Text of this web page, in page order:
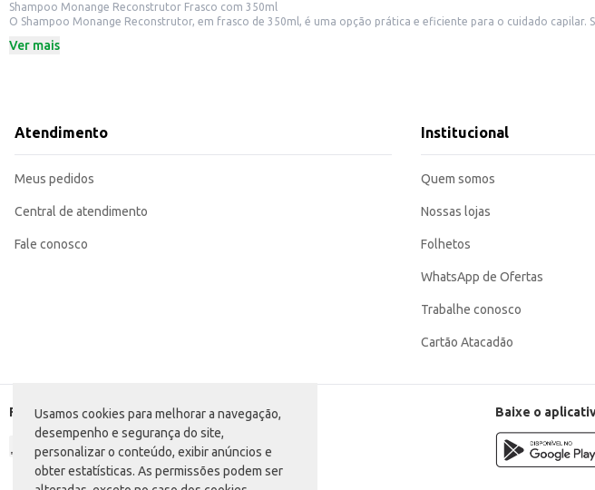
Usamos cookies para melhorar a navegação,
desempenho e segurança do site,
personalizar o conteúdo, exibir anúncios e
obter estatísticas. As permissões podem ser
Shampoo Monange Reconstrutor Frasco com 350ml
O Shampoo Monange Reconstrutor, em frasco de 350ml, é uma opção prática e eficiente para o cuidado capilar. Sua formulação é adequada para uso em diversos contextos, desde o uso doméstico até a revenda em salões de beleza,
Dicas de Uso:
O Shampoo Monange Reconstrutor oferece praticidade e um bom custo-benefício, sendo uma escolha
proporciona um bom rendimento.
Departamento: Higiene e perfumaria
Conteúdo: 350ml
Ver mais
Atendimento
Meus pedidos
Central de atendimento
Fale conosco
Institucional
Quem somos
Nossas lojas
Folhetos
WhatsApp de Ofertas
Trabalhe conosco
Cartão Atacadão
Formas de pagamento Baixe o